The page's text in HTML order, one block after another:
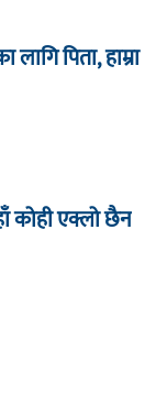
पिता, हाम्रा
कोही एक्लो छैन